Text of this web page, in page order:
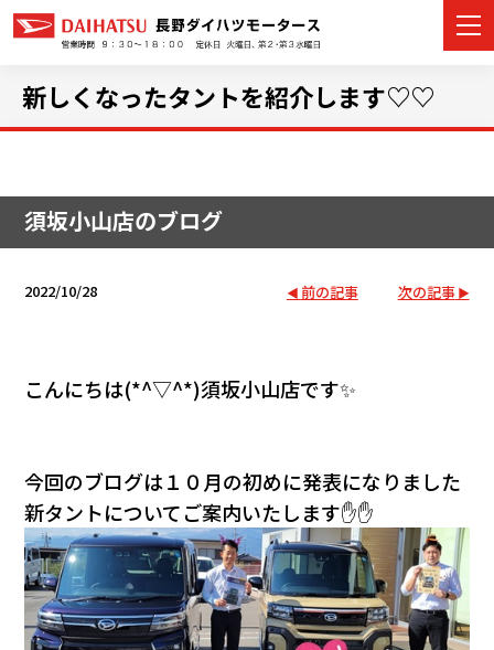
店舗情報
ご購入者サポート
会社情報
カタ
リコ
新しくなったタントを紹介します♡♡
須坂小山店のブログ
2022/10/28 前の記事 次の記事
こんにちは(*^▽^*)須坂小山店です✨
今回のブログは１０月の初めに発表になりました
新タントについてご案内いたします✋✋